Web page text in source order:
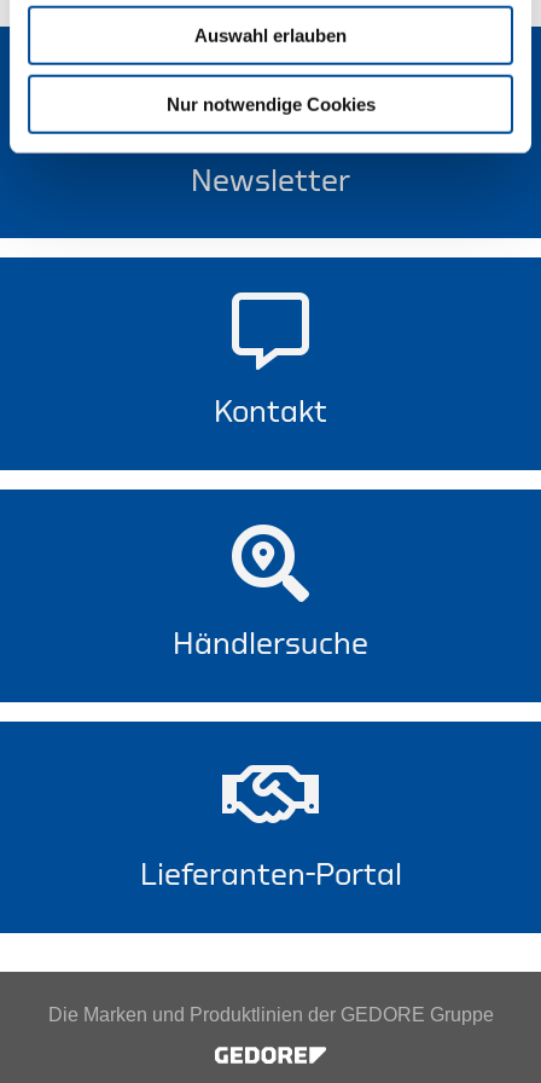
Auswahl erlauben
Nur notwendige Cookies
Newsletter
Kontakt
Händlersuche
Lieferanten-Portal
Die Marken und Produktlinien der GEDORE Gruppe